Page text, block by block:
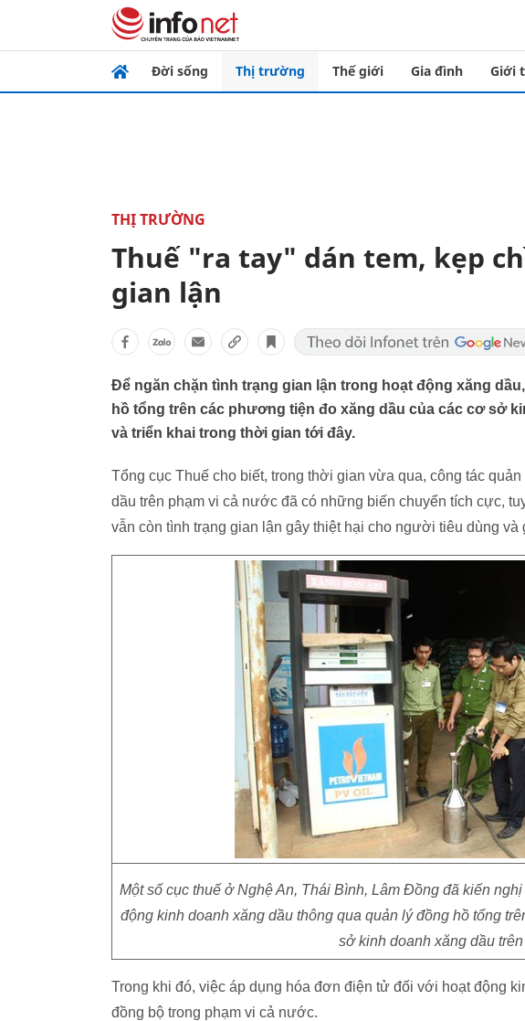
Đời sống Thị trường Thế giới Gia đình Giới
THỊ TRƯỜNG
Thuế "ra tay" dán tem, kẹp
gian lận
Để ngăn chặn tình trạng gian lận trong hoạt động xăng
hồ tổng trên các phương tiện đo xăng dầu của các cơ sở
và triển khai trong thời gian tới đây.
Tổng cục Thuế cho biết, trong thời gian vừa qua, công tác
dầu trên phạm vi cả nước đã có những biến chuyển tích cực,
vẫn còn tình trạng gian lận gây thiệt hại cho người tiêu dùng
Một số cục thuế ở Nghệ An, Thái Bình, Lâm Đồng đã kiến
động kinh doanh xăng dầu thông qua quản lý đồng hồ tổng
sở kinh doanh xăng dầu
Trong khi đó, việc áp dụng hóa đơn điện tử đối với hoạt động
đồng bộ trong phạm vi cả nước.